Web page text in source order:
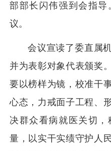
部部长闪伟强到会指
议。
会议宣读了委直属
并为表彰对象代表颁奖
要以榜样为镜，校准干
心态，力戒面子工程、
决群众看病就医关切
量，以实干实绩守护人